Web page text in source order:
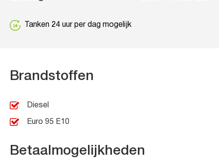
Tanken 24 uur per dag mogelijk
Brandstoffen
Diesel
Euro 95 E10
Betaalmogelijkheden